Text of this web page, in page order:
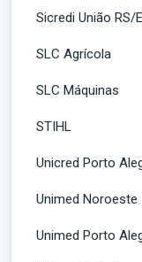
Sicredi União RS/
SLC Agrícola
SLC Máquinas
STIHL
Unicred Porto
Unimed Noroeste
Unimed Porto